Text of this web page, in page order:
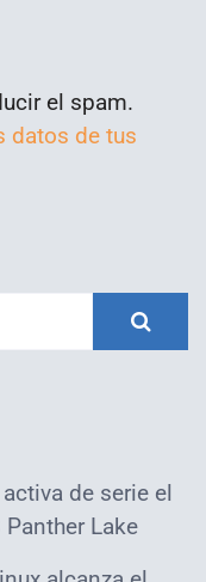
el spam.
datos de tus
de serie el
Lake